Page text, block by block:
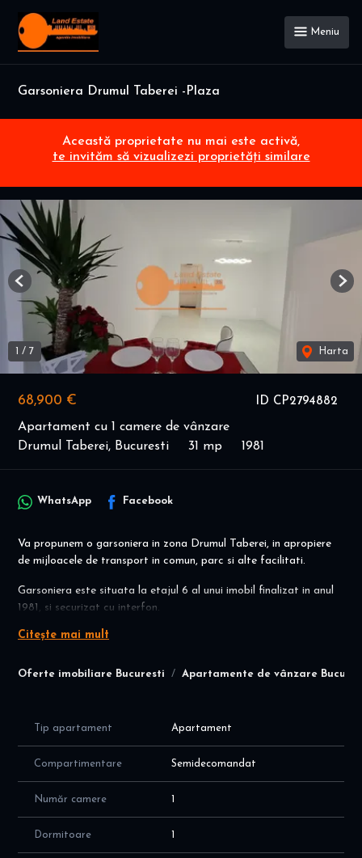
Meniu
Garsoniera Drumul Taberei -Plaza
Această proprietate nu mai este activă,
te invităm să vizualizezi proprietăți similare
ID CP2794882
68,900 €
Apartament cu 1 camere de vânzare
Drumul Taberei, Bucuresti
31 mp 1981
/ 7 Harta
Previous
Oferte imobiliare Bucuresti Apartamente de vânzare
WhatsApp Facebook
Va propunem o garsoniera in zona Drumul Taberei, in apropiere
de mijloacele de transport in comun, parc si alte facilitati.
Garsoniera este situata la etajul 6 al unui imobil finalizat in anul
1981, si securizat cu interfon.
Dispune de o suprafata totala de 31mp, este semidecomandata
bucatarie si balcon.
Garsoniera este situata in zona Drumul Taberei in apropierea
mijloacelor de transport in comun si la 8 minute de metrou Tudor
Vladimirescu.
Citește mai mult
Tip apartament Apartament
Compartimentare Semidecomandat
Număr camere 1
Dormitoare 1